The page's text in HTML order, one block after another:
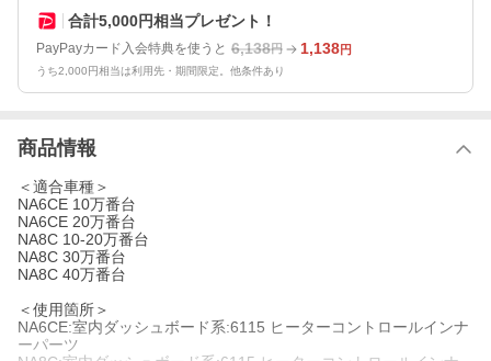
合計5,000円相当プレゼント！
PayPayカード入会特典を使うと 6,138円 1,138円
うち2,000円相当は利用先・期間限定。他条件あり
商品情報
＜適合車種＞
NA6CE 10万番台
NA6CE 20万番台
NA8C 10-20万番台
NA8C 30万番台
NA8C 40万番台
＜使用箇所＞
NA6CE:室内ダッシュボード系:6115 ヒーターコントロールインナ
ーパーツ